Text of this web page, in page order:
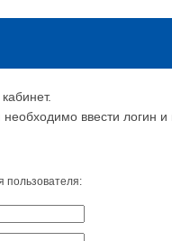
ввести логин и
пользователя: